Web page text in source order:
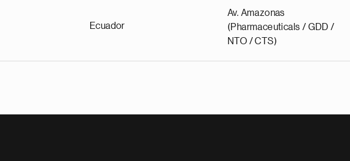
Ecuador
Av. Amazonas
(Pharmaceuticals / GDD /
NTO / CTS)